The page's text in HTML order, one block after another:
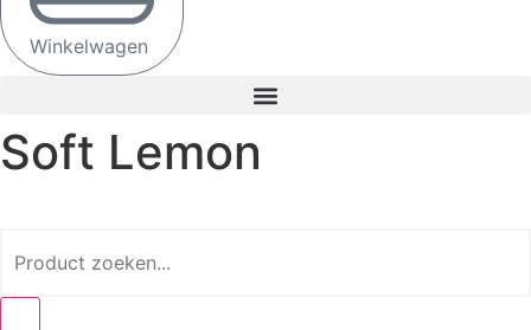
Winkelwagen
Soft Lemon